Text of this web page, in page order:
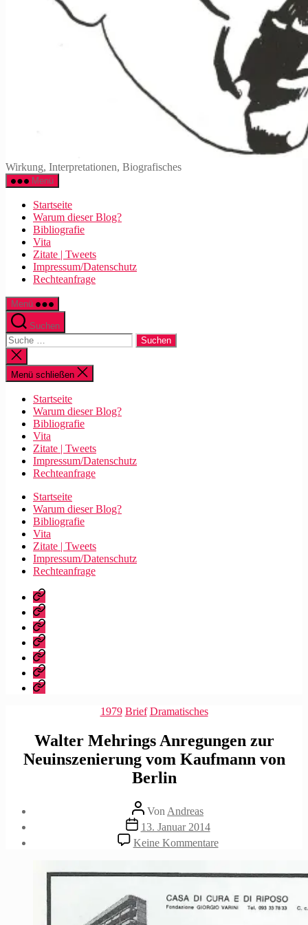
Walter
Mehring
Wirkung, Interpretationen, Biografisches
Menü
Startseite
Warum dieser Blog?
Bibliografie
Vita
Zitate | Tweets
Impressum/Datenschutz
Rechteanfrage
Menü
Suchen
Suche
nach:
Suche
schließen
Menü schließen
Startseite
Warum dieser Blog?
Bibliografie
Vita
Zitate | Tweets
Impressum/Datenschutz
Rechteanfrage
Startseite
Warum dieser Blog?
Bibliografie
Vita
Zitate | Tweets
Impressum/Datenschutz
Rechteanfrage
Startseite
Warum
dieser
Blog?
Bibliografie
Vita
Zitate
|
Tweets
Impressum/Datenschutz
Rechteanfrage
Kategorien
1979 Brief Dramatisches
Walter Mehrings Anregungen zur
Neuinszenierung vom Kaufmann von
Berlin
Beitragsautor
Von Andreas
Beitragsdatum
13. Januar 2014
Keine Kommentarezu
Walter
Anregungen
Neuinszenierung
vom